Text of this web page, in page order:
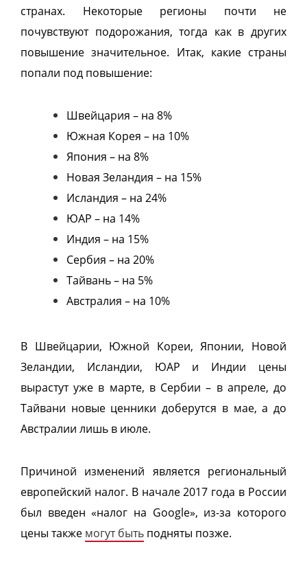
странах. Некоторые регионы почти не
почувствуют подорожания, тогда как в других
повышение значительное. Итак, какие страны
попали под повышение:
Швейцария – на 8%
Южная Корея – на 10%
Япония – на 8%
Новая Зеландия – на 15%
Исландия – на 24%
ЮАР – на 14%
Индия – на 15%
Сербия – на 20%
Тайвань – на 5%
Австралия – на 10%
В Швейцарии, Южной Кореи, Японии, Новой
Зеландии, Исландии, ЮАР и Индии цены
вырастут уже в марте, в Сербии – в апреле, до
Тайвани новые ценники доберутся в мае, а до
Австралии лишь в июле.
Причиной изменений является региональный
европейский налог. В начале 2017 года в России
был введен «налог на Google», из-за которого
цены также могут быть подняты позже.